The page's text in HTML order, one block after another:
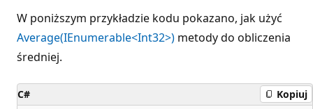
W poniższym przykładzie kodu pokazano, jak użyć
Average(IEnumerable<Int32>) metody do obliczenia
średniej.
C# Kopiuj